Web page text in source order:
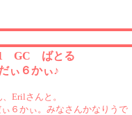
GC ばとる
ぃ６かぃ♪
Erilさんと。
６かぃ。みなさんかなりうで